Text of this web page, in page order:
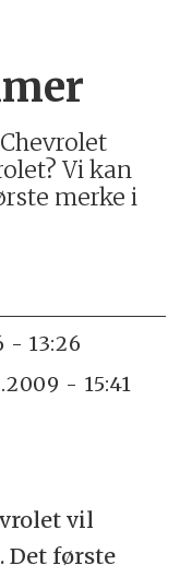
Vi kan
merke i
- 13:26
- 15:41
vil
første